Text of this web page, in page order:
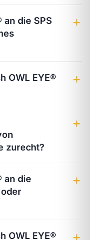
an die SPS
＋
OWL EYE®
＋
zurecht?
＋
an die
＋
OWL EYE®
＋